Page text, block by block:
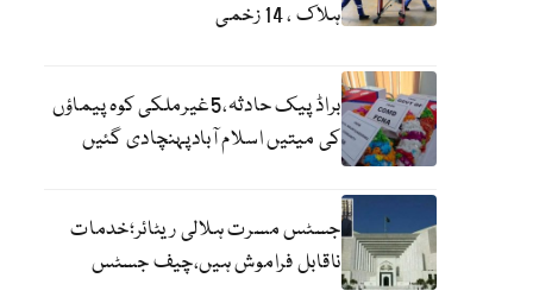
ہلاک ، 14 زخمی
براڈ پیک حادثہ،5غیرملکی کوہ پیماؤں
کی میتیں اسلام آبادپہنچادی گئیں
جسٹس مسرت ہلالی ریٹائر؛خدمات
ناقابل فراموش ہیں،چیف جسٹس